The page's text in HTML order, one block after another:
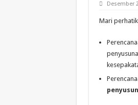
Desember
Mari